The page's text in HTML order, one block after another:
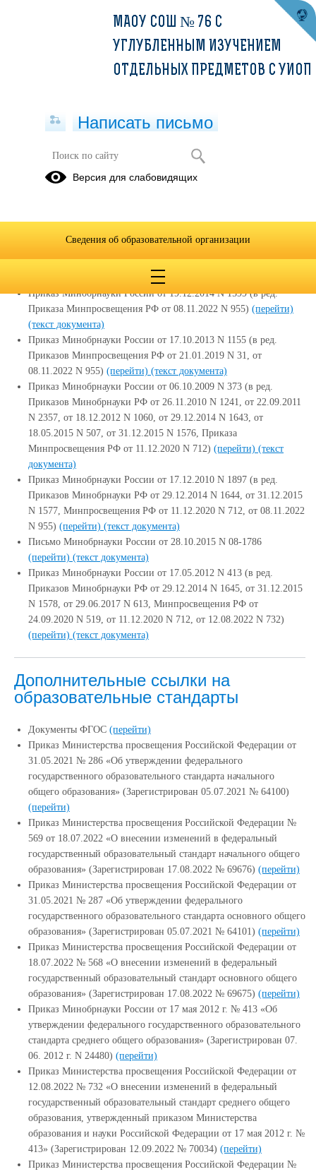
Образовательные стандарты и
Приказ Минобрнауки России от 19.12.2014 N 1598 (в ред.
Приказа Минпросвещения РФ от 08.11.2022 N 955)(перейти)
Приказ Минобрнауки России от 19.12.2014 N 1599 (в ред.
Приказа Минпросвещения РФ от 08.11.2022 N 955) (перейти)
(текст документа)
Приказ Минобрнауки России от 17.10.2013 N 1155 (в ред.
Приказов Минпросвещения РФ от 21.01.2019 N 31, от
08.11.2022 N 955) (перейти) (текст документа)
Приказ Минобрнауки России от 06.10.2009 N 373 (в ред.
Приказов Минобрнауки РФ от 26.11.2010 N 1241, от 22.09.2011
N 2357, от 18.12.2012 N 1060, от 29.12.2014 N 1643, от
18.05.2015 N 507, от 31.12.2015 N 1576, Приказа
Минпросвещения РФ от 11.12.2020 N 712) (перейти) (текст
документа)
Приказ Минобрнауки России от 17.12.2010 N 1897 (в ред.
Приказов Минобрнауки РФ от 29.12.2014 N 1644, от 31.12.2015
N 1577, Минпросвещения РФ от 11.12.2020 N 712, от 08.11.2022
N 955) (перейти) (текст документа)
Письмо Минобрнауки России от 28.10.2015 N 08-1786
(перейти) (текст документа)
Приказ Минобрнауки России от 17.05.2012 N 413 (в ред.
Приказов Минобрнауки РФ от 29.12.2014 N 1645, от 31.12.2015
N 1578, от 29.06.2017 N 613, Минпросвещения РФ от
24.09.2020 N 519, от 11.12.2020 N 712, от 12.08.2022 N 732)
(перейти) (текст документа)
Дополнительные ссылки на
образовательные стандарты
Документы ФГОС (перейти)
Приказ Министерства просвещения Российской Федерации от
31.05.2021 № 286 «Об утверждении федерального
государственного образовательного стандарта начального
общего образования» (Зарегистрирован 05.07.2021 № 64100)
(перейти)
Приказ Министерства просвещения Российской Федерации №
569 от 18.07.2022 «О внесении изменений в федеральный
государственный образовательный стандарт начального общего
образования» (Зарегистрирован 17.08.2022 № 69676) (перейти)
Приказ Министерства просвещения Российской Федерации от
31.05.2021 № 287 «Об утверждении федерального
государственного образовательного стандарта основного общего
образования» (Зарегистрирован 05.07.2021 № 64101) (перейти)
Приказ Министерства просвещения Российской Федерации от
18.07.2022 № 568 «О внесении изменений в федеральный
государственный образовательный стандарт основного общего
образования» (Зарегистрирован 17.08.2022 № 69675) (перейти)
Приказ Минобрнауки России от 17 мая 2012 г. № 413 «Об
утверждении федерального государственного образовательного
стандарта среднего общего образования» (Зарегистрирован 07.
06. 2012 г. N 24480) (перейти)
Приказ Министерства просвещения Российской Федерации от
12.08.2022 № 732 «О внесении изменений в федеральный
государственный образовательный стандарт среднего общего
образования, утвержденный приказом Министерства
образования и науки Российской Федерации от 17 мая 2012 г. №
413» (Зарегистрирован 12.09.2022 № 70034) (перейти)
Приказ Министерства просвещения Российской Федерации №
МАОУ СОШ № 76 С
УГЛУБЛЕННЫМ ИЗУЧЕНИЕМ
ОТДЕЛЬНЫХ ПРЕДМЕТОВ С УИОП
Написать письмо
Версия для слабовидящих
Сведения об образовательной организации